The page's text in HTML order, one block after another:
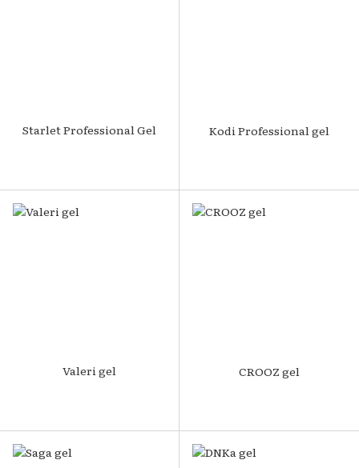
Starlet Professional Gel Kodi Professional gel
Valeri gel CROOZ gel